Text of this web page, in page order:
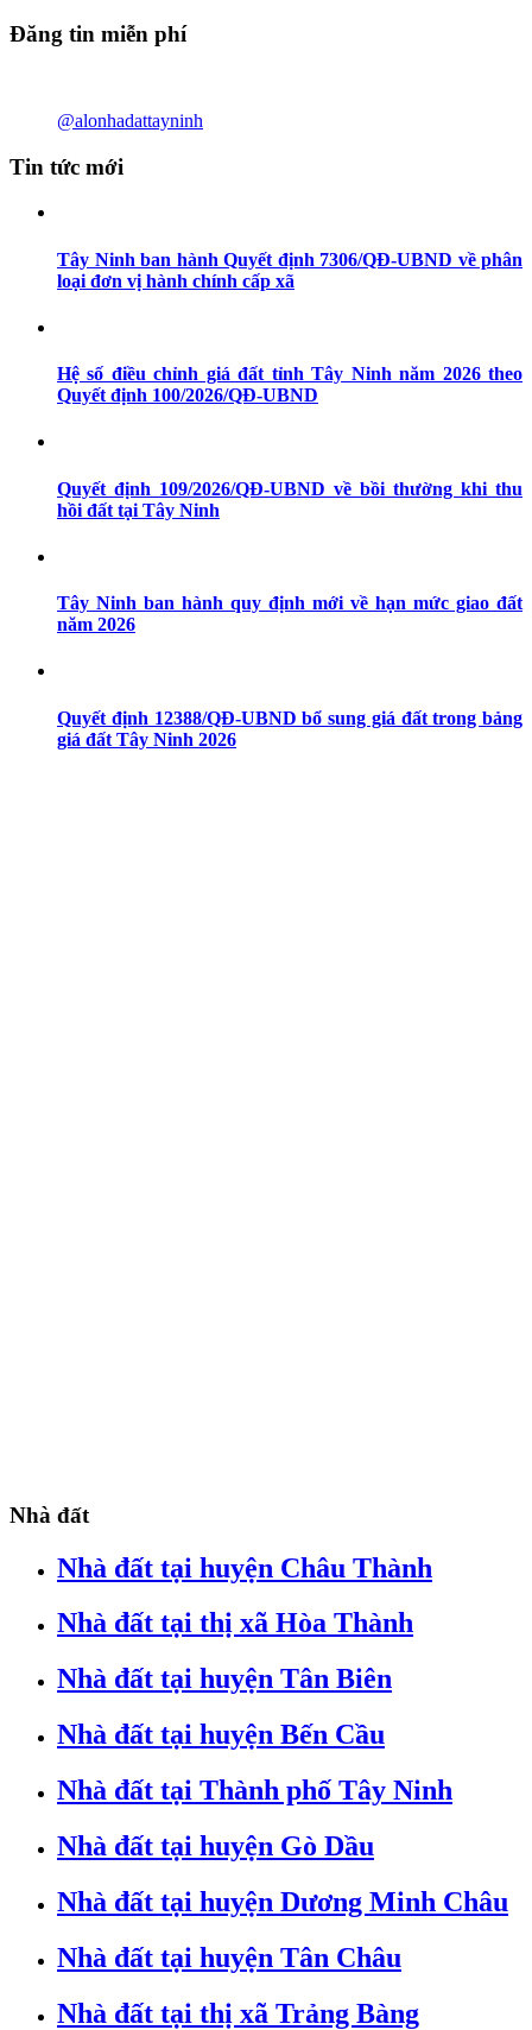
Đăng tin miễn phí
@alonhadattayninh
Tin tức mới
Tây Ninh ban hành Quyết định 7306/QĐ-UBND về phân
loại đơn vị hành chính cấp xã
Hệ số điều chỉnh giá đất tỉnh Tây Ninh năm 2026 theo
Quyết định 100/2026/QĐ-UBND
Quyết định 109/2026/QĐ-UBND về bồi thường khi thu
hồi đất tại Tây Ninh
Tây Ninh ban hành quy định mới về hạn mức giao đất
năm 2026
Quyết định 12388/QĐ-UBND bổ sung giá đất trong bảng
giá đất Tây Ninh 2026
Nhà đất
Nhà đất tại huyện Châu Thành
Nhà đất tại thị xã Hòa Thành
Nhà đất tại huyện Tân Biên
Nhà đất tại huyện Bến Cầu
Nhà đất tại Thành phố Tây Ninh
Nhà đất tại huyện Gò Dầu
Nhà đất tại huyện Dương Minh Châu
Nhà đất tại huyện Tân Châu
Nhà đất tại thị xã Trảng Bàng